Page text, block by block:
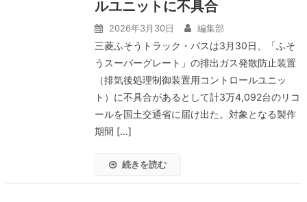
ルユニットに不具合
2026年3月30日 編集部
三菱ふそうトラック・バスは3月30日、「ふそ
うスーパーグレート」の排出ガス発散防止装置
（排気後処理制御装置用コントロールユニッ
ト）に不具合があるとして計3万4,092台のリコ
ールを国土交通省に届け出た。対象となる製作
期間 […]
続きを読む